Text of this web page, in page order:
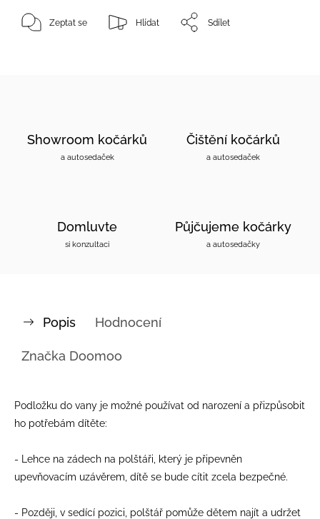
Zeptat se Hlídat Sdílet
Showroom kočárků
a autosedaček
Čištění kočárků
a autosedaček
Domluvte
si konzultaci
Půjčujeme kočárky
a autosedačky
Popis Hodnocení
Značka Doomoo
Podložku do vany je možné používat od narození a přizpůsobit
ho potřebám dítěte:
- Lehce na zádech na polštáři, který je připevněn
upevňovacím uzávěrem, dítě se bude cítit zcela bezpečné.
- Později, v sedící pozici, polštář pomůže dětem najít a udržet